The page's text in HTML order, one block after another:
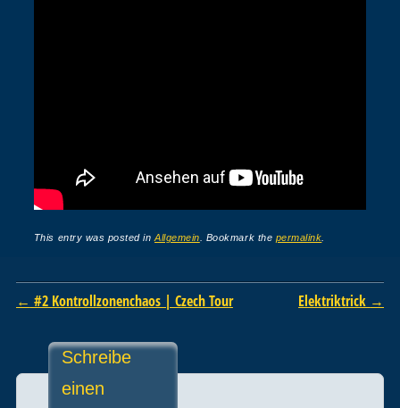
This entry was posted inAllgemein . Bookmark the permalink
Post navigation
← #2 Kontrollzonenchaos | Czech Tour Elektriktrick →
Schreibe
einen